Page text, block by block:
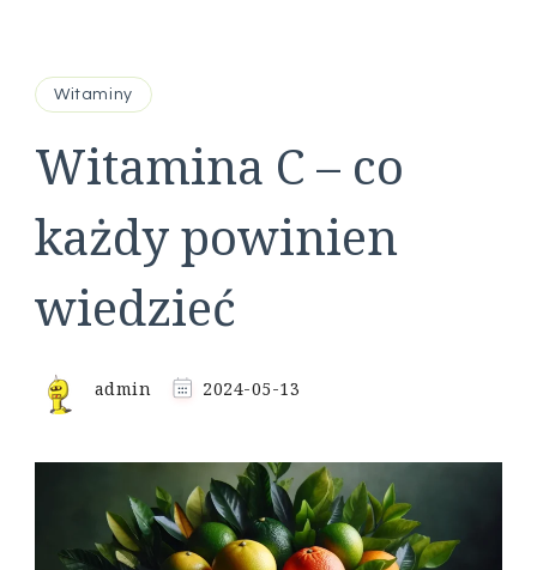
Witaminy
Witamina C – co
każdy powinien
wiedzieć
admin 2024-05-13